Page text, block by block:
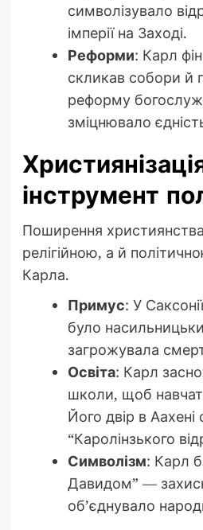
символізувало
імперії на Заході.
Реформи: Карл
скликав собори й
реформу
зміцнювало
інструмент
Поширення
релігійною, а й
Карла.
Примус: У
було
загрожувала
Освіта: Карл
школи, щоб
Його двір в
“Каролінзького
Символізм: Карл
Давидом” —
об’єднувало